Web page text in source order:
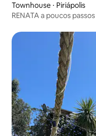
Townhouse ⋅ Piriápolis
RENATA a poucos